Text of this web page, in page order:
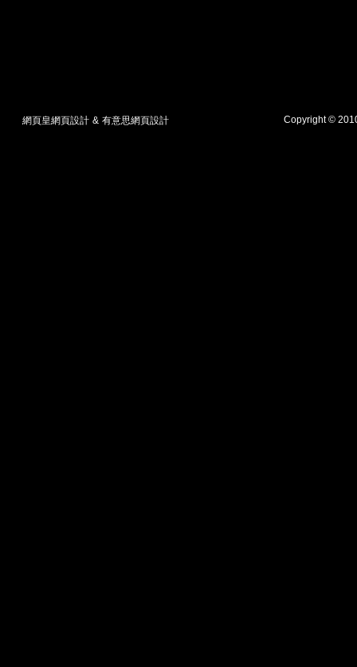
網頁皇網頁設計 & 有意思網頁設計 Copyright ©